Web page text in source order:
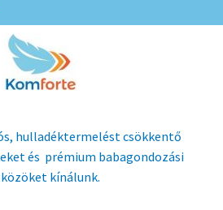
hulladéktermelést csökkentő
és prémium babagondozási
kínálunk.